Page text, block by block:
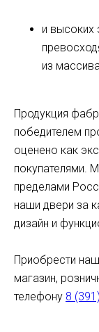
и высоких
из
Продукция
победителем
оценено как
покупателями.
пределами
наши двери за
дизайн и
Приобрести
магазин,
телефону 8